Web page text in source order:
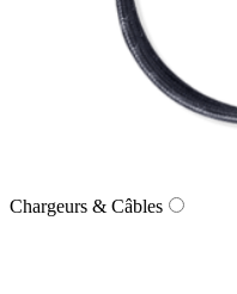
Chargeurs & Câbles